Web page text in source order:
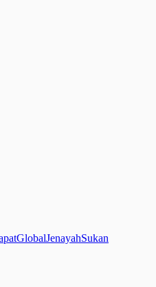
GlobalJenayahSukan